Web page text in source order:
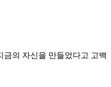
의 자신을 만들었다고 고백